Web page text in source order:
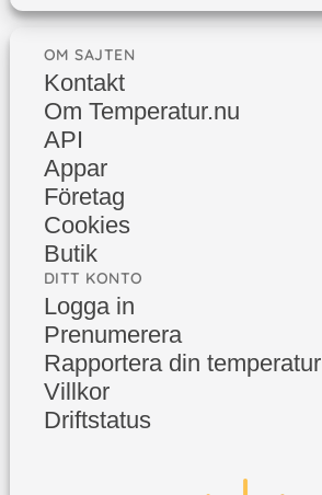
OM SAJTEN
Kontakt
Om Temperatur.nu
API
Appar
Företag
Cookies
Butik
DITT KONTO
Logga in
Prenumerera
Rapportera din temperatur
Villkor
Driftstatus